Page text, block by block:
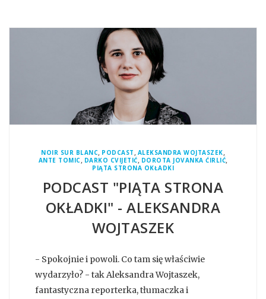
NOIR SUR BLANC, PODCAST , ALEKSANDRA WOJTASZEK,
ANTE TOMIC, DARKO CVIJETIĆ, DOROTA JOVANKA ĆIRLIĆ,
PIĄTA STRONA OKŁADKI
PODCAST "PIĄTA STRONA
OKŁADKI" - ALEKSANDRA
WOJTASZEK
- Spokojnie i powoli. Co tam się właściwie
wydarzyło? - tak Aleksandra Wojtaszek,
fantastyczna reporterka, tłumaczka i